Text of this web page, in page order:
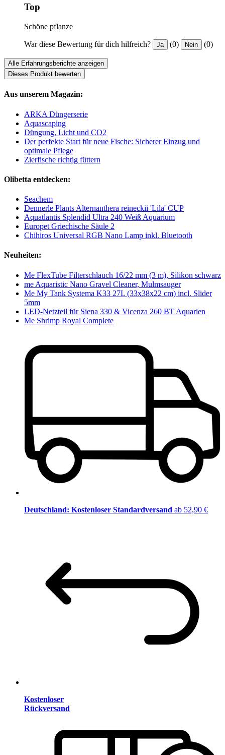
Top
Schöne pflanze
War diese Bewertung für dich hilfreich? Ja (0) Nein (0)
Alle Erfahrungsberichte anzeigen
Dieses Produkt bewerten
Aus unserem Magazin:
ARKA Düngerserie
Aquascaping
Düngung, Licht und CO2
Der perfekte Start für neue Fische: Sicherer Einzug und
optimale Pflege
Zierfische richtig füttern
Olibetta entdecken:
Seachem
Dennerle Plants Alternanthera reineckii 'Lila' CUP
Aquatlantis Splendid Ultra 240 Weiß Aquarium
Europet Griechische Säule 2
Chihiros Universal RGB Nano Lamp inkl. Bluetooth
Neuheiten:
Me FlexTube Filterschlauch 16/22 mm (3 m), Silikon schwarz
me Aquaristic Nano Gravel Cleaner, Mulmsauger
Me My Tank Systema K33 27L (33x38x22 cm) incl. Slider
5mm
LED-Netzteil für Siena 330 & Vicenza 260 BT Aquarien
Me Shrimp Royal Complete
Deutschland: Kostenloser Standardversand ab 52,90 €
Kostenloser
Rückversand